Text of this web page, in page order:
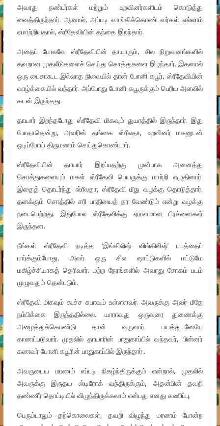
அவரது நண்பர்கள் மற்றும் உறவினர்களிடம் கொடுத்து
வைத்திருந்தார். ஆனால், அப்படி வாங்கிக்கொண்டவர்கள் எல்லாம்
ஏமாற்றியதால், ஸ்ரீதேவியின் தந்தை இறந்தார்.
அதைப் போலவே ஸ்ரீதேவியின் தாயாரும், சில நிறுவனங்களில்
தவறான முதலீடுகளைச் செய்து சொத்துகளை இழந்தார். இதனால்
ஒரு பைசாகூட இல்லாத நிலையில் தான் போனி கபூர், ஸ்ரீதேவியின்
வாழ்க்கையில் வந்தார். அப்போது போனி கபூருக்கும் பெரிய அளவில்
கடன் இருந்தது.
தாயார் இறந்தபோது ஸ்ரீதேவி மிகவும் துயரத்தில் இருந்தார். இது
போதாதென்று, அவரின் தங்கை ஸ்ரீலதா, உறவினர் மகனுடன்
ஓடிப்போய் திருமணம் செய்துகொண்டார்.
ஸ்ரீதேவியின் தாயார் இறப்பதற்கு முன்பாக அனைத்து
சொத்துகளையும் மகள் ஸ்ரீதேவி பெயருக்கு மாற்றி எழுதினார்.
இதைத் தொடர்ந்து ஸ்ரீலதா, ஸ்ரீதேவி மீது வழக்கு தொடுத்தார்.
தனக்கும் சொத்தில் சரி பாதியைத் தர வேண்டும் என்று வழக்கு
நடைபெற்றது. இதுபோல ஸ்ரீதேவிக்கு ஏராளமான பிரச்னைகள்
இருந்தன.
நீங்கள் ஸ்ரீதேவி நடித்த ‘இங்கிலிஷ் விங்கிலிஷ்’ படத்தைப்
பார்க்கும்போது, அவர் ஒரு சில ஷாட்டுகளில் மட்டுமே
மகிழ்ச்சியாகத் தெரிவார். மற்ற நேரங்களில் அவரது சோகம் படம்
முழுவதும் தென்படும்.
ஸ்ரீதேவி மிகவும் கூச்ச சுபாவம் உள்ளளவர். அவருக்கு அவர் மீதே
நம்பிக்கை இருந்ததில்லை. யாராவது ஒருவரை துணைக்கு
அழைத்துக்கொண்டு தான் வருவார். பயத்துடனேயே
காணப்படுவார். முதலில் தாயாரின் பாதுகாப்பில் வந்தவர், பின்னர்
கணவர் போனி கபூரின் பாதுகாப்பில் இருந்தார்..
அவருடைய மரணம் எப்படி நிகழ்ந்திருக்கும் என்றால், முதலில்
அவருக்கு இருதய ஸ்டிரோக் வந்திருக்கும், அதன்பின் தவறி
தண்ணீர் தொட்டியில் விழுந்திருக்கலாம் என்பது எனது கணிப்பு.
பெரும்பாலும் தற்கொலைகள், தவறி விழுந்து மரணம் போன்ற